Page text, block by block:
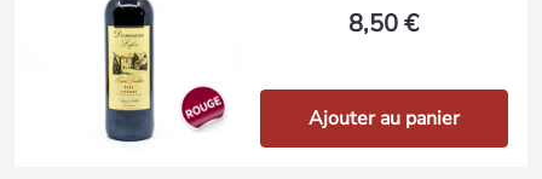
8,50 €
Ajouter au panier